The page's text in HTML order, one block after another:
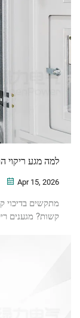
למה מגע ריקוי
Apr 15, 2026
מתקשים בדיכוי
קשות? מגענים